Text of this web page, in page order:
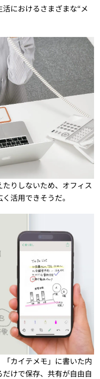
におけるさまざまな“メ
りしないため、オフィス
活用できそうだ。
カイテメモ」に書いた内
けで保存、共有が自由自